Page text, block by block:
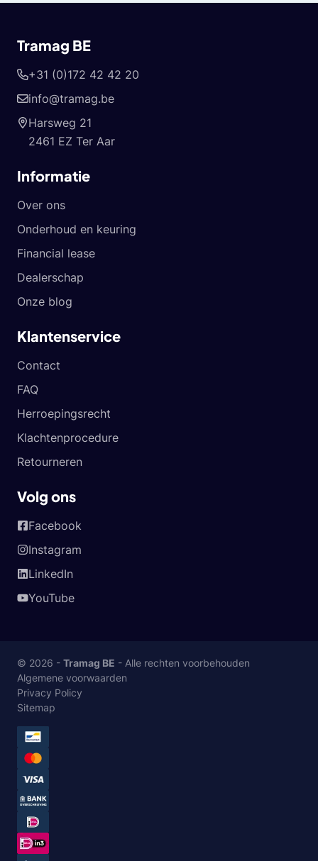
Tramag BE
+31 (0)172 42 42 20
info@tramag.be
Harsweg 21
2461 EZ Ter Aar
Informatie
Over ons
Onderhoud en keuring
Financial lease
Dealerschap
Onze blog
Klantenservice
Contact
FAQ
Herroepingsrecht
Klachtenprocedure
Retourneren
Volg ons
Facebook
Instagram
LinkedIn
YouTube
© 2026 - Tramag BE - Alle rechten voorbehouden
Algemene voorwaarden
Privacy Policy
Sitemap